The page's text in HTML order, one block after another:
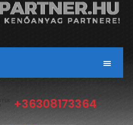
+36308173364